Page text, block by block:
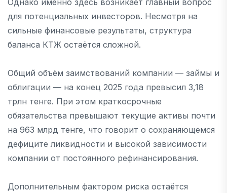
Однако именно здесь возникает главный вопрос
для потенциальных инвесторов. Несмотря на
сильные финансовые результаты, структура
баланса КТЖ остаётся сложной.
Общий объём заимствований компании — займы и
облигации — на конец 2025 года превысил 3,18
трлн тенге. При этом краткосрочные
обязательства превышают текущие активы почти
на 963 млрд тенге, что говорит о сохраняющемся
дефиците ликвидности и высокой зависимости
компании от постоянного рефинансирования.
Дополнительным фактором риска остаётся